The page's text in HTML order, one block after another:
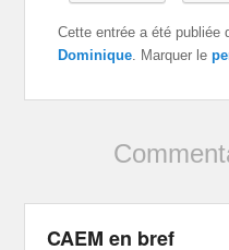
Cette entrée a été publiée
Dominique . Marquer le
CAEM en bref